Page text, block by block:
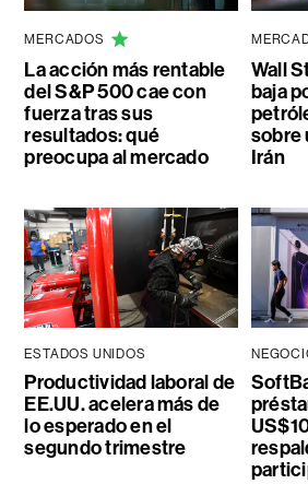
MERCADOS
La acción más rentable
del S&P 500 cae con
fuerza tras sus
resultados: qué
preocupa al mercado
Wall
baja
sobre
Irán
ESTADOS UNIDOS
Productividad laboral de
EE.UU. acelera más de
lo esperado en el
segundo trimestre